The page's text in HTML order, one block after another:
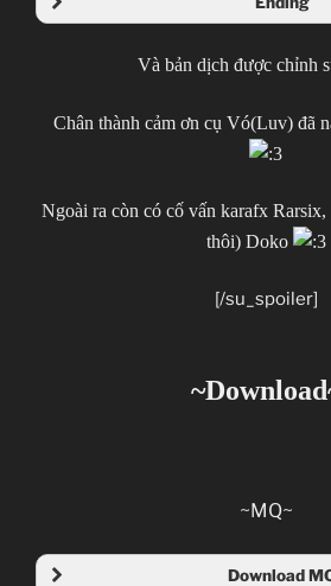
Và bản dịch được chỉnh
Chân thành cảm ơn cụ Vó(Luv) đã
Ngoài ra còn có cố vấn karafx Rarsix,
thôi) Doko
[/su_spoiler]
~MQ~
Download